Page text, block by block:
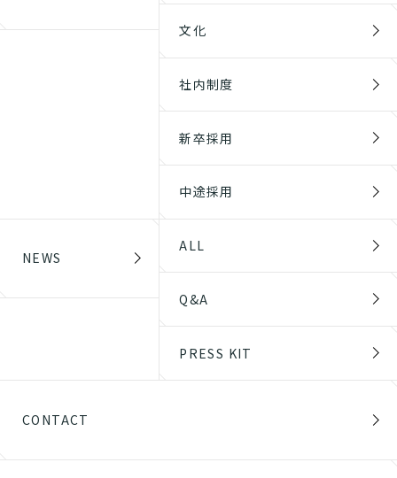
文化
社内制度
新卒採用
中途採用
NEWS
ALL
Q&A
PRESS KIT
CONTACT